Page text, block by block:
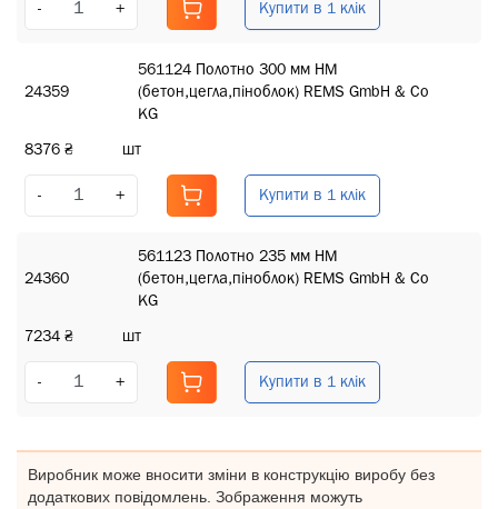
- + Купити в 1 клік
24359
561124 Полотно 300 мм HM
(бетон,цегла,піноблок) REMS GmbH & Co
KG
8376 ₴ шт
- + Купити в 1 клік
24360
561123 Полотно 235 мм HM
(бетон,цегла,піноблок) REMS GmbH & Co
KG
7234 ₴ шт
- + Купити в 1 клік
Виробник може вносити зміни в конструкцію виробу без
додаткових повідомлень. Зображення можуть